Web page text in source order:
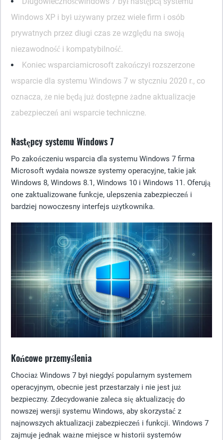
Windows XP i był używany przez wiele firm i osób
prywatnych przez długi czas ze względu na swoją
niezawodność i kompatybilność.
Koniec wsparciamicrosoft zakończył rozszerzone
wsparcie dla systemu Windows 7 w styczniu 2020 r., co
oznacza, że nie będą już dostępne żadne aktualizacje
zabezpieczeń ani wsparcie techniczne.
Następcy systemu Windows 7
Po zakończeniu wsparcia dla systemu Windows 7 firma
Microsoft wydała nowsze systemy operacyjne, takie jak
Windows 8, Windows 8.1, Windows 10 i Windows 11. Oferują
one zaktualizowane funkcje, ulepszenia zabezpieczeń i
bardziej nowoczesny interfejs użytkownika.
Końcowe przemyślenia
Chociaż Windows 7 był niegdyś popularnym systemem
operacyjnym, obecnie jest przestarzały i nie jest już
bezpieczny. Zdecydowanie zaleca się aktualizację do
nowszej wersji systemu Windows, aby skorzystać z
najnowszych aktualizacji zabezpieczeń i funkcji. Windows 7
zajmuje jednak ważne miejsce w historii systemów